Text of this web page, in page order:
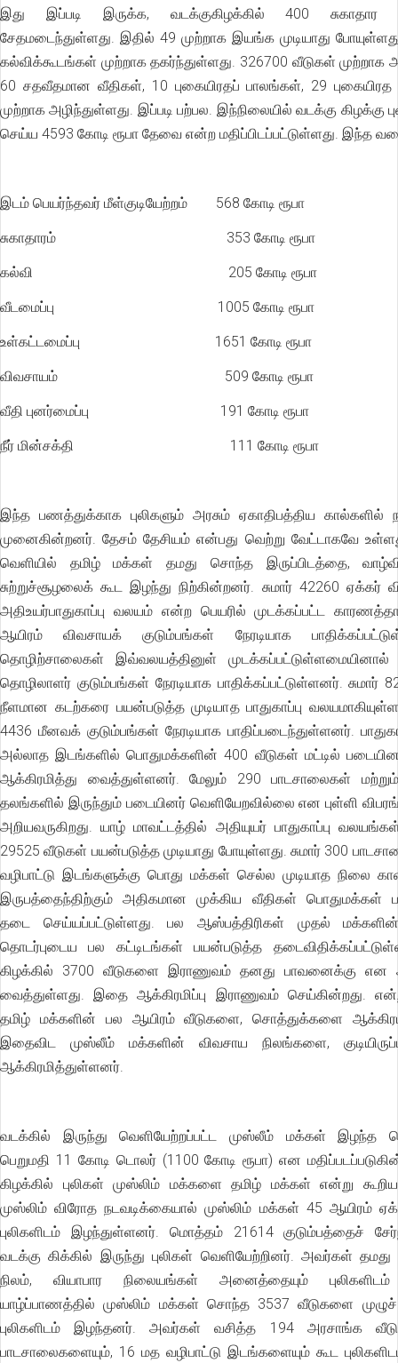
இது இப்படி இருக்க, வடக்குகிழக்கில் 400 சுகாதார
சேதமடைந்துள்ளது. இதில் 49 முற்றாக இயங்க முடியாது
கல்விக்கூடங்கள் முற்றாக தகர்ந்துள்ளது. 326700 வீடுகள் முற்றாக
60 சதவீதமான வீதிகள், 10 புகையிரதப் பாலங்கள், 29
முற்றாக அழிந்துள்ளது. இப்படி பற்பல. இந்நிலையில் வடக்கு கிழக்கு
செய்ய 4593 கோடி ரூபா தேவை என்ற மதிப்பிடப்பட்டுள்ளது. இந்த
இடம் பெயர்ந்தவர் மீள்குடியேற்றம் 568 கோடி ரூபா
சுகாதாரம் 353 கோடி ரூபா
கல்வி 205 கோடி ரூபா
வீடமைப்பு 1005 கோடி ரூபா
உள்கட்டமைப்பு 1651 கோடி ரூபா
விவசாயம் 509 கோடி ரூபா
வீதி புனர்மைப்பு 191 கோடி ரூபா
நீர் மின்சக்தி 111 கோடி ரூபா
இந்த பணத்துக்காக புலிகளும் அரசும் ஏகாதிபத்திய கால்களில்
முனைகின்றனர். தேசம் தேசியம் என்பது வெற்று வேட்டாகவே
வெளியில் தமிழ் மக்கள் தமது சொந்த இருப்பிடத்தை,
சுற்றுச்சூழலைக் கூட இழந்து நிற்கின்றனர். சுமார் 42260 ஏக்கர்
அதிஉயர்பாதுகாப்பு வலயம் என்ற பெயரில் முடக்கப்பட்ட
ஆயிரம் விவசாயக் குடும்பங்கள் நேரடியாக
தொழிற்சாலைகள் இவ்வலயத்தினுள் முடக்கப்பட்டுள்ளமையினால்
தொழிலாளர் குடும்பங்கள் நேரடியாக பாதிக்கப்பட்டுள்ளனர். சுமார்
நீளமான கடற்கரை பயன்படுத்த முடியாத பாதுகாப்பு
4436 மீனவக் குடும்பங்கள் நேரடியாக பாதிப்படைந்துள்ளனர்.
அல்லாத இடங்களில் பொதுமக்களின் 400 வீடுகள் மட்டில்
ஆக்கிரமித்து வைத்துள்ளனர். மேலும் 290 பாடசாலைகள் மற்றும்
தலங்களில் இருந்தும் படையினர் வெளியேறவில்லை என புள்ளி
அறியவருகிறது. யாழ் மாவட்டத்தில் அதியுயர் பாதுகாப்பு
29525 வீடுகள் பயன்படுத்த முடியாது போயுள்ளது. சுமார் 300
வழிபாட்டு இடங்களுக்கு பொது மக்கள் செல்ல முடியாத நிலை
இருபத்தைந்திற்கும் அதிகமான முக்கிய வீதிகள் பொதுமக்கள்
தடை செய்யப்பட்டுள்ளது. பல ஆஸ்பத்திரிகள் முதல்
தொடர்புடைய பல கட்டிடங்கள் பயன்படுத்த
கிழக்கில் 3700 வீடுகளை இராணுவம் தனது பாவனைக்கு என
வைத்துள்ளது. இதை ஆக்கிரமிப்பு இராணுவம் செய்கின்றது.
தமிழ் மக்களின் பல ஆயிரம் வீடுகளை, சொத்துக்களை
இதைவிட முஸ்லீம் மக்களின் விவசாய நிலங்களை,
ஆக்கிரமித்துள்ளனர்.
வடக்கில் இருந்து வெளியேற்றப்பட்ட முஸ்லீம் மக்கள் இழந்த
பெறுமதி 11 கோடி டொலர் (1100 கோடி ரூபா) என
கிழக்கில் புலிகள் முஸ்லிம் மக்களை தமிழ் மக்கள் என்று
முஸ்லிம் விரோத நடவடிக்கையால் முஸ்லிம் மக்கள் 45 ஆயிரம்
புலிகளிடம் இழந்துள்ளனர். மொத்தம் 21614 குடும்பத்தைச்
வடக்கு கிக்கில் இருந்து புலிகள் வெளியேற்றினர். அவர்கள்
நிலம், வியாபார நிலையங்கள் அனைத்தையும்
யாழ்ப்பாணத்தில் முஸ்லிம் மக்கள் சொந்த 3537 வீடுகளை
புலிகளிடம் இழந்தனர். அவர்கள் வசித்த 194 அரசாங்க
பாடசாலைகளையும், 16 மத வழிபாட்டு இடங்களையும் கூட